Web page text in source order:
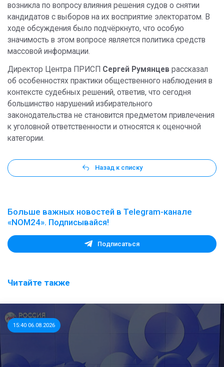
возникла по вопросу влияния решения судов о снятии
кандидатов с выборов на их восприятие электоратом. В
ходе обсуждения было подчёркнуто, что особую
значимость в этом вопросе является политика средств
массовой информации.
Директор Центра ПРИСП Сергей Румянцев рассказал
об особенностях практики общественного наблюдения в
контексте судебных решений, ответив, что сегодня
большинство нарушений избирательного
законодательства не становится предметом привлечения
к уголовной ответственности и относятся к оценочной
категории.
Назад к списку
Больше важных новостей в Telegram-канале
«NOM24». Подписывайся!
Подписаться
Читайте также
15:40 06.08.2026